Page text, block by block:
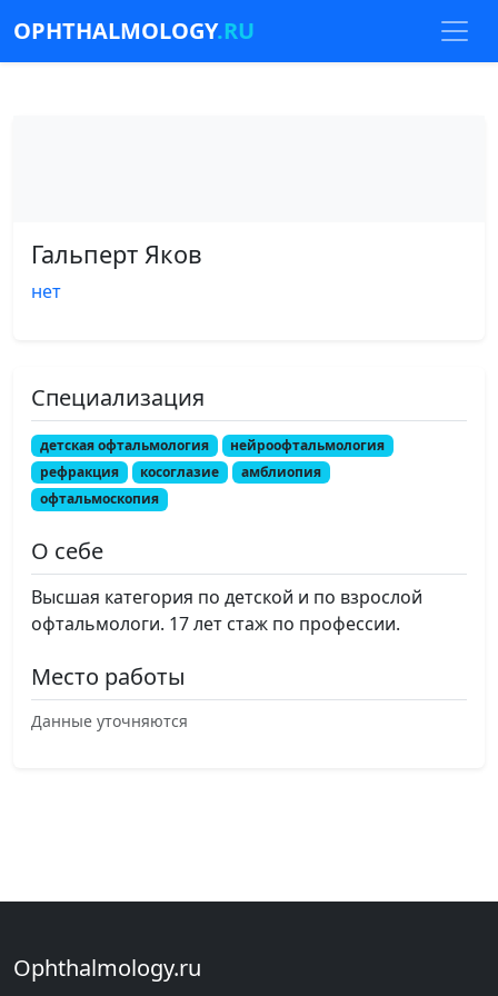
OPHTHALMOLOGY.RU
Гальперт Яков
нет
Специализация
детская офтальмология
нейроофтальмология
рефракция
косоглазие
амблиопия
офтальмоскопия
О себе
Высшая категория по детской и по взрослой
офтальмологи. 17 лет стаж по профессии.
Место работы
Данные уточняются
Ophthalmology.ru